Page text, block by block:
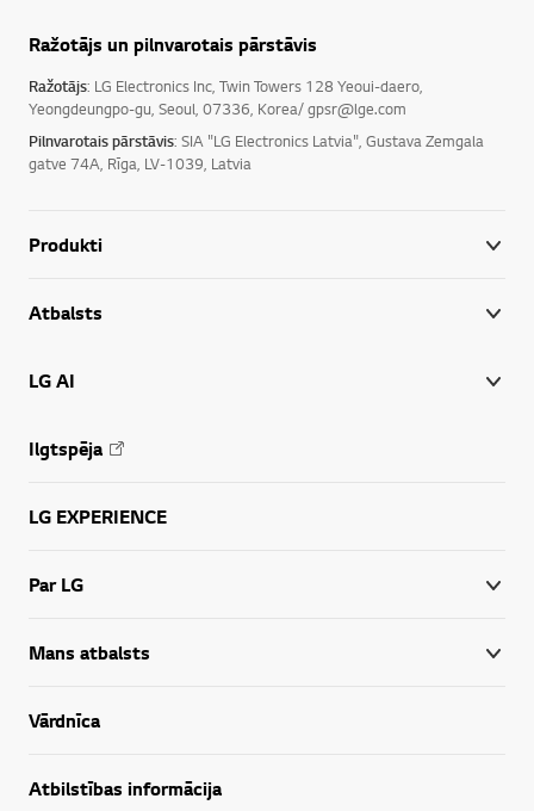
Ražotājs un pilnvarotais pārstāvis
Ražotājs: LG Electronics Inc, Twin Towers 128 Yeoui-daero,
Yeongdeungpo-gu, Seoul, 07336, Korea/ gpsr@lge.com
Pilnvarotais pārstāvis: SIA "LG Electronics Latvia", Gustava Zemgala
gatve 74A, Rīga, LV-1039, Latvia
Produkti
Atbalsts
LG AI
Ilgtspēja
LG EXPERIENCE
Par LG
Mans atbalsts
Vārdnīca
Atbilstības informācija